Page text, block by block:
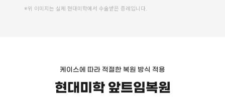
※위 이미지는 실제 현대미학에서 수술받은 증례입니다.
케이스에 따라 적절한 복원 방식 적용
현대미학 앞트임복원